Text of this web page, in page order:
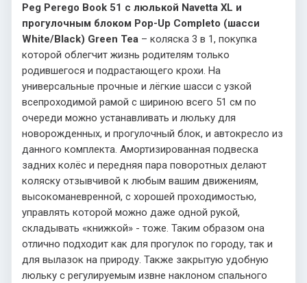
Peg Perego Book 51 с люлькой Navetta XL и
прогулочным блоком Pop-Up Completo (шасси
White/Black) Green Tea – коляска 3 в 1, покупка
которой облегчит жизнь родителям только
родившегося и подрастающего крохи. На
универсальные прочные и лёгкие шасси с узкой
всепроходимой рамой с шириною всего 51 см по
очереди можно устанавливать и люльку для
новорожденных, и прогулочный блок, и автокресло из
данного комплекта. Амортизированная подвеска
задних колёс и передняя пара поворотных делают
коляску отзывчивой к любым вашим движениям,
высокоманевренной, с хорошей проходимостью,
управлять которой можно даже одной рукой,
складывать «книжкой» - тоже. Таким образом она
отлично подходит как для прогулок по городу, так и
для вылазок на природу. Также закрытую удобную
люльку с регулируемым извне наклоном спального